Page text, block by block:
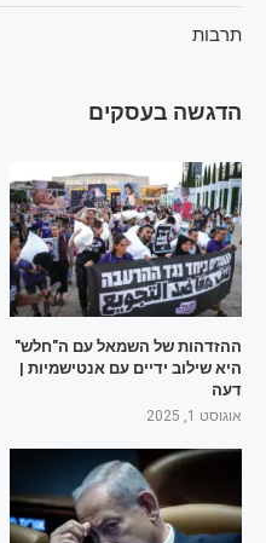
תרבות
הדגשה בעסקים
ההזדהות של השמאל עם ה"חלש"
היא שילוב ידיים עם אנטישמיות |
דעה
אוגוסט 1, 2025